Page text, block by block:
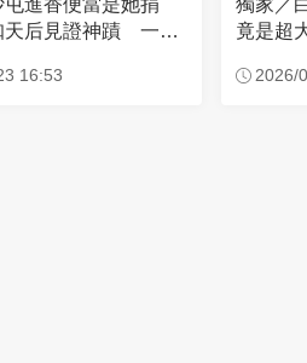
進香便當是她捐
天后見證神蹟 一靠
16:53
獨家／
竟是超
2026/